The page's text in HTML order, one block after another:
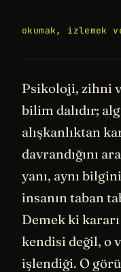
okumak, izlemek
Psikoloji, zihni
bilim dalıdır;
alışkanlıktan
davrandığını
yanı, aynı
insanın taban
Demek ki
kendisi değil, o
işlendiği. O